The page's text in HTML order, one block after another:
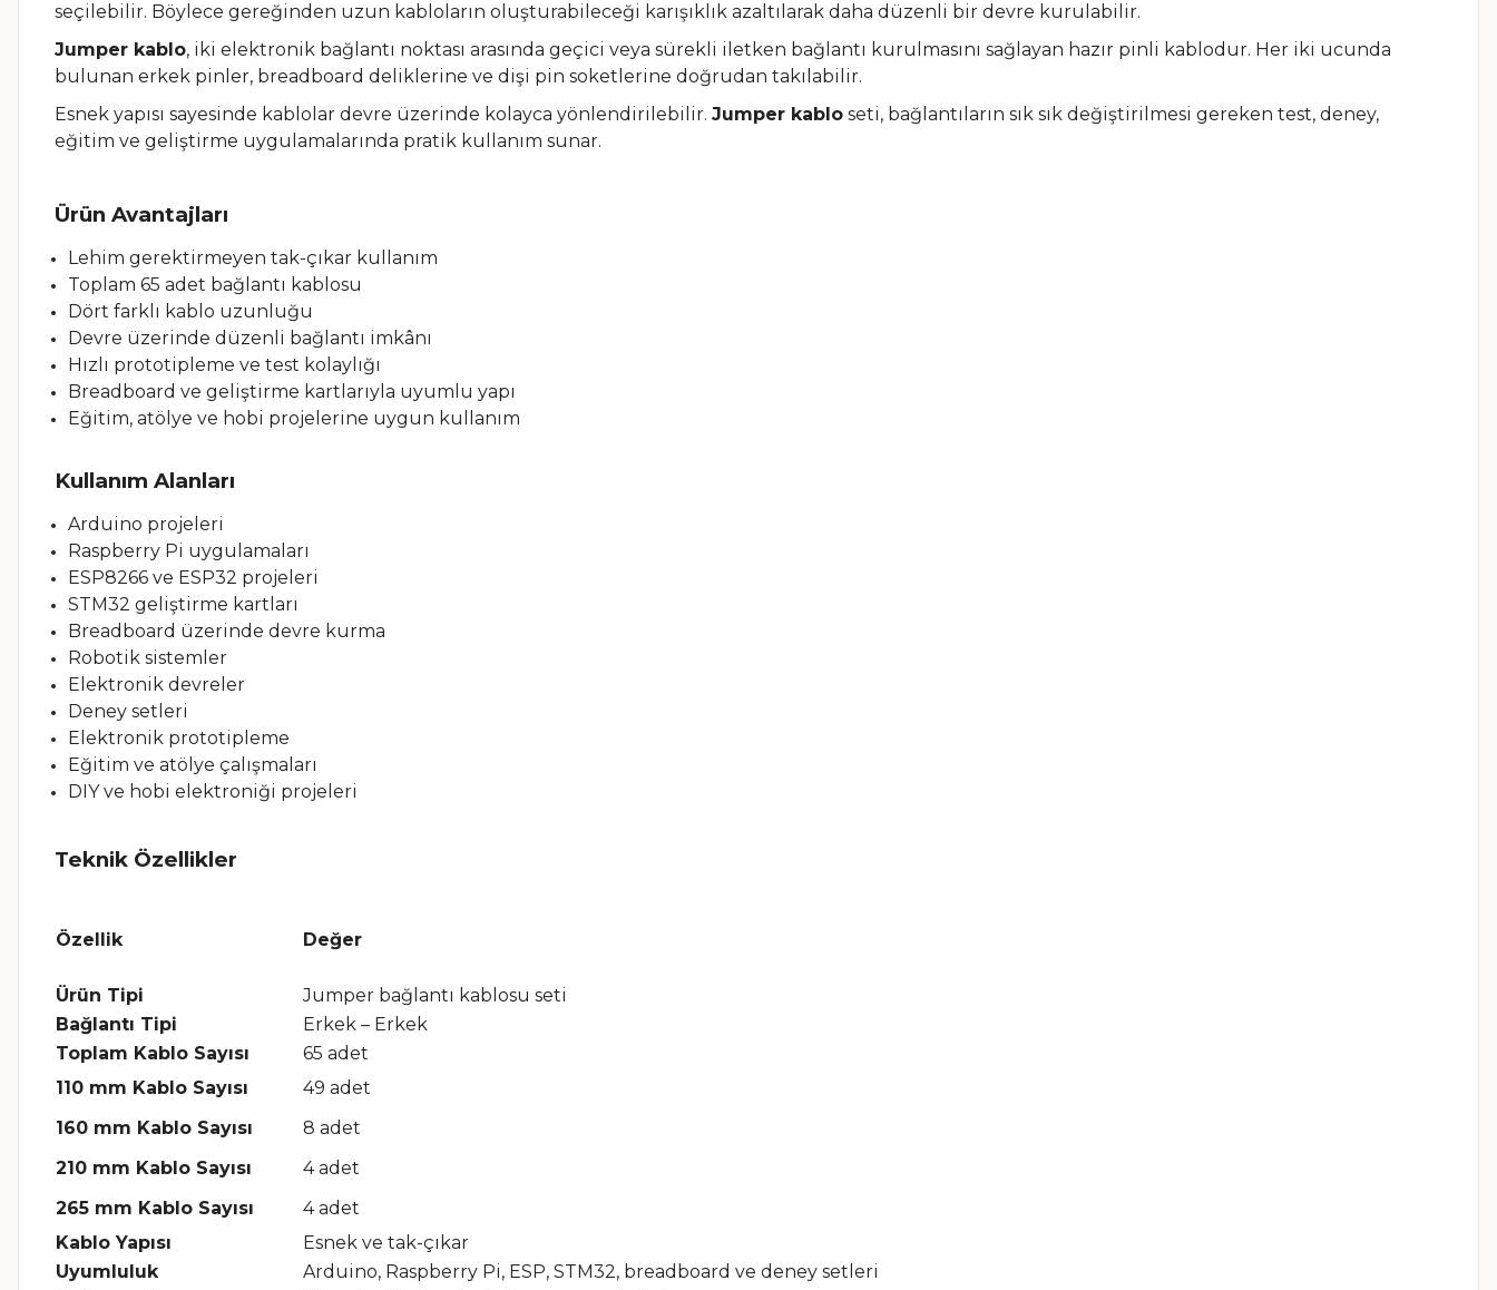
seçilebilir. Böylece gereğinden uzun kabloların oluşturabileceği karışıklık azaltılarak daha düzenli bir devre kurulabilir.
Jumper kablo, iki elektronik bağlantı noktası arasında geçici veya sürekli iletken bağlantı kurulmasını sağlayan hazır pinli kablodur. Her iki ucunda
bulunan erkek pinler, breadboard deliklerine ve dişi pin soketlerine doğrudan takılabilir.
Esnek yapısı sayesinde kablolar devre üzerinde kolayca yönlendirilebilir. Jumper kablo seti, bağlantıların sık sık değiştirilmesi gereken test, deney,
eğitim ve geliştirme uygulamalarında pratik kullanım sunar.
Ürün Avantajları
Lehim gerektirmeyen tak-çıkar kullanım
Toplam 65 adet bağlantı kablosu
Dört farklı kablo uzunluğu
Devre üzerinde düzenli bağlantı imkânı
Hızlı prototipleme ve test kolaylığı
Breadboard ve geliştirme kartlarıyla uyumlu yapı
Eğitim, atölye ve hobi projelerine uygun kullanım
Kullanım Alanları
Arduino projeleri
Raspberry Pi uygulamaları
ESP8266 ve ESP32 projeleri
STM32 geliştirme kartları
Breadboard üzerinde devre kurma
Robotik sistemler
Elektronik devreler
Deney setleri
Elektronik prototipleme
Eğitim ve atölye çalışmaları
DIY ve hobi elektroniği projeleri
Teknik Özellikler
Özellik Değer
Ürün Tipi
Jumper bağlantı kablosu seti
Bağlantı Tipi
Erkek – Erkek
Toplam Kablo Sayısı
65 adet
110 mm Kablo Sayısı
49 adet
160 mm Kablo Sayısı
8 adet
210 mm Kablo Sayısı
4 adet
265 mm Kablo Sayısı
4 adet
Kablo Yapısı
Esnek ve tak-çıkar
Uyumluluk
Arduino, Raspberry Pi, ESP, STM32, breadboard ve deney setleri